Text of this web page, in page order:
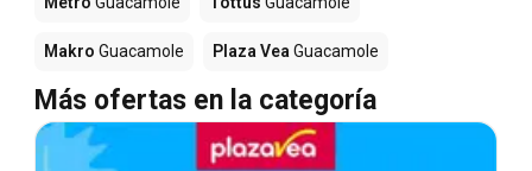
Makro Guacamole Plaza Vea Guacamole
Más ofertas en la categoría